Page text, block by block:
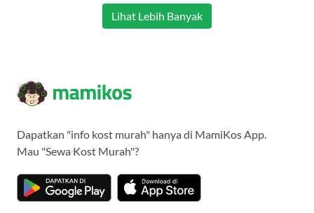
Lihat Lebih Banyak
Dapatkan "info kost murah" hanya di MamiKos App.
Mau "Sewa Kost Murah"?